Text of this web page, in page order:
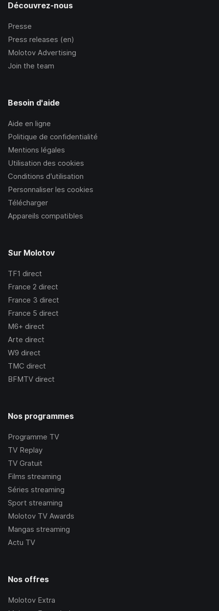
Découvrez-nous
Presse
Press releases (en)
Molotov Advertising
Join the team
Besoin d'aide
Aide en ligne
Politique de confidentialité
Mentions légales
Utilisation des cookies
Conditions d’utilisation
Personnaliser les cookies
Télécharger
Appareils compatibles
Sur Molotov
TF1 direct
France 2 direct
France 3 direct
France 5 direct
M6+ direct
Arte direct
W9 direct
TMC direct
BFMTV direct
Nos programmes
Programme TV
TV Replay
TV Gratuit
Films streaming
Séries streaming
Sport streaming
Molotov TV Awards
Mangas streaming
Actu TV
Nos offres
Molotov Extra